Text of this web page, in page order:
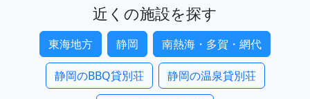
近くの施設を探す
東海地方 静岡 南熱海・多賀・網代
静岡のBBQ貸別荘 静岡の温泉貸別荘